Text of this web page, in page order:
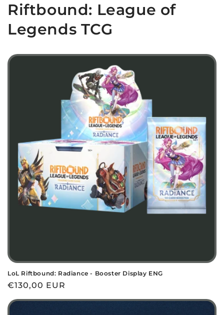
Riftbound: League of
Legends TCG
LoL Riftbound: Radiance - Booster Display ENG
Prezzo
di
listino
€130,00 EUR